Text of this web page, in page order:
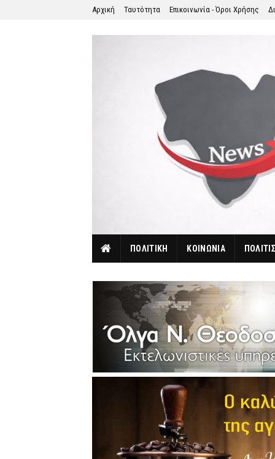
Αρχική Ταυτότητα Επικοινωνία - Όροι Χρήσης
ΠΟΛΙΤΙΚΗ ΚΟΙΝΩΝΙΑ